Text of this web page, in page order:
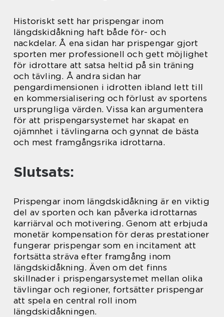
Historiskt sett har prispengar inom
längdskidåkning haft både för- och
nackdelar. Å ena sidan har prispengar gjort
sporten mer professionell och gett möjlighet
för idrottare att satsa heltid på sin träning
och tävling. Å andra sidan har
pengardimensionen i idrotten ibland lett till
en kommersialisering och förlust av sportens
ursprungliga värden. Vissa kan argumentera
för att prispengarsystemet har skapat en
ojämnhet i tävlingarna och gynnat de bästa
och mest framgångsrika idrottarna.
Slutsats:
Prispengar inom längdskidåkning är en viktig
del av sporten och kan påverka idrottarnas
karriärval och motivering. Genom att erbjuda
monetär kompensation för deras prestationer
fungerar prispengar som en incitament att
fortsätta sträva efter framgång inom
längdskidåkning. Även om det finns
skillnader i prispengarsystemet mellan olika
tävlingar och regioner, fortsätter prispengar
att spela en central roll inom
längdskidåkningen.